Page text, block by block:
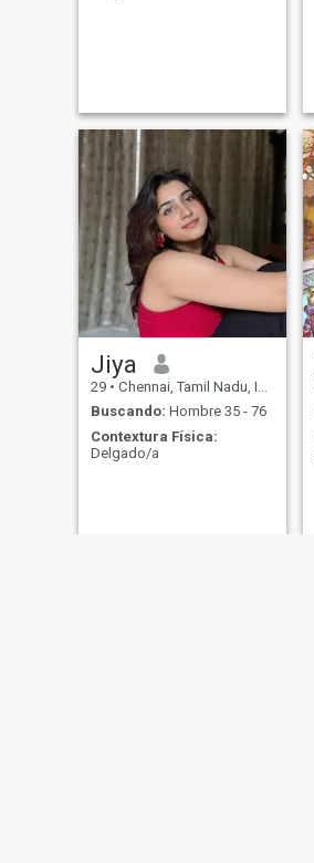
Jiya
29 • Chennai, Tamil Nadu, India
Buscando: Hombre 35 - 76
Contextura Física:
Delgado/a